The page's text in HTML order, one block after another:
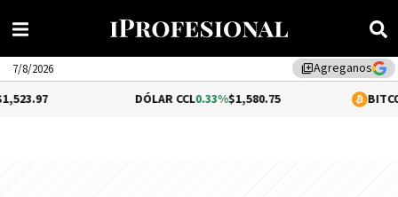
library_addAgreganos
7/8/2026
0.33%$1,580.75 0.86%